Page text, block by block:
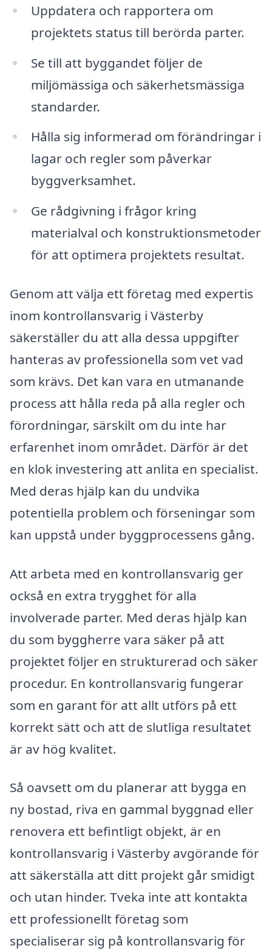
Uppdatera och rapportera om
projektets status till berörda parter.
Se till att byggandet följer de
miljömässiga och säkerhetsmässiga
standarder.
Hålla sig informerad om förändringar i
lagar och regler som påverkar
byggverksamhet.
Ge rådgivning i frågor kring
materialval och konstruktionsmetoder
för att optimera projektets resultat.
Genom att välja ett företag med expertis
inom kontrollansvarig i Västerby
säkerställer du att alla dessa uppgifter
hanteras av professionella som vet vad
som krävs. Det kan vara en utmanande
process att hålla reda på alla regler och
förordningar, särskilt om du inte har
erfarenhet inom området. Därför är det
en klok investering att anlita en specialist.
Med deras hjälp kan du undvika
potentiella problem och förseningar som
kan uppstå under byggprocessens gång.
Att arbeta med en kontrollansvarig ger
också en extra trygghet för alla
involverade parter. Med deras hjälp kan
du som byggherre vara säker på att
projektet följer en strukturerad och säker
procedur. En kontrollansvarig fungerar
som en garant för att allt utförs på ett
korrekt sätt och att de slutliga resultatet
är av hög kvalitet.
Så oavsett om du planerar att bygga en
ny bostad, riva en gammal byggnad eller
renovera ett befintligt objekt, är en
kontrollansvarig i Västerby avgörande för
att säkerställa att ditt projekt går smidigt
och utan hinder. Tveka inte att kontakta
ett professionellt företag som
specialiserar sig på kontrollansvarig för